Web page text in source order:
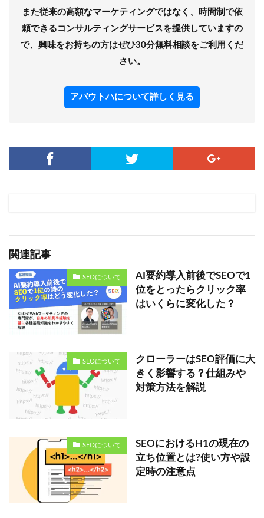
また従来の高額なマーケティングではなく、時間制で依
頼できるコンサルティングサービスを提供していますの
で、興味をお持ちの方はぜひ30分無料相談をご利用くだ
さい。
アバウトハについて詳しく見る
関連記事
SEOについて
AI要約導入前後でSEOで1
位をとったらクリック率
はいくらに変化した？
SEOについて
クローラーはSEO評価に大
きく影響する？仕組みや
対策方法を解説
SEOについて
SEOにおけるH1の現在の
立ち位置とは?使い方や設
定時の注意点